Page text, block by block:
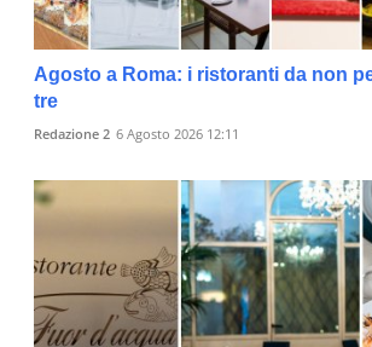
Agosto a Roma: i ristoranti da non
tre
Redazione 2 6 Agosto 2026 12:11